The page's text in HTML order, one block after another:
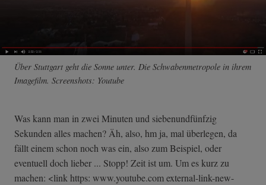
Über Stuttgart geht die Sonne unter. Die Schwabenmetropole in ihrem
Imagefilm. Screenshots: Youtube
Was kann man in zwei Minuten und siebenundfünfzig
Sekunden alles machen? Äh, also, hm ja, mal überlegen, da
fällt einem schon noch was ein, also zum Beispiel, oder
eventuell doch lieber ... Stopp! Zeit ist um. Um es kurz zu
machen: <link https: www.youtube.com external-link-new-